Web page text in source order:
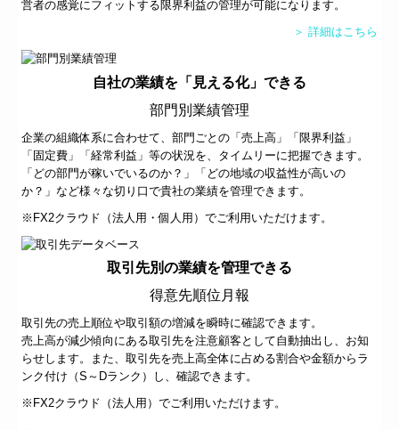
営者の感覚にフィットする限界利益の管理が可能になります。
＞ 詳細はこちら
自社の業績を「見える化」できる
部門別業績管理
企業の組織体系に合わせて、部門ごとの「売上高」「限界利益」
「固定費」「経常利益」等の状況を、タイムリーに把握できます。
「どの部門が稼いでいるのか？」「どの地域の収益性が高いの
か？」など様々な切り口で貴社の業績を管理できます。
※ FX2クラウド（法人用・個人用）でご利用いただけます。
取引先別の業績を管理できる
得意先順位月報
取引先の売上順位や取引額の増減を瞬時に確認できます。
売上高が減少傾向にある取引先を注意顧客として自動抽出し、お知
らせします。また、取引先を売上高全体に占める割合や金額からラ
ンク付け（S～Dランク）し、確認できます。
※FX2クラウド（法人用）でご利用いただけます。